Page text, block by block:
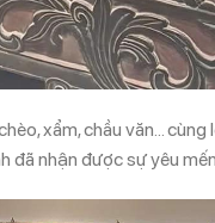
xẩm, chầu văn… cùng
đã nhận được sự yêu